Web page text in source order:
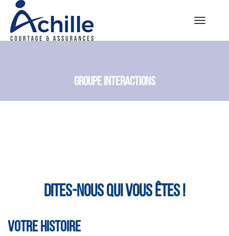
Toggle
GROUPE INTERACTIONS
DITES-NOUS QUI VOUS ÊTES !
VOTRE HISTOIRE